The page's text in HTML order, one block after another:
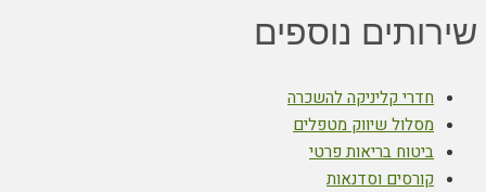
שירותים נוספים
חדרי קליניקה להשכרה
מסלול שיווק מטפלים
ביטוח בריאות פרטי
קורסים וסדנאות